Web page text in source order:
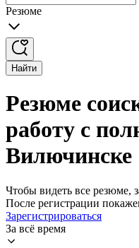
Резюме
Найти
Резюме
работу с
Вилючинске
Чтобы видеть все резюме,
После регистрации
Зарегистрироваться
За всё время